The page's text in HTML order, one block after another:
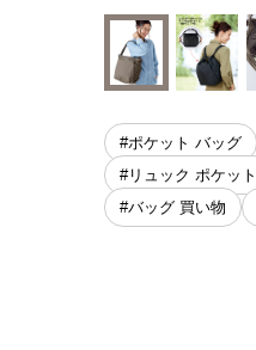
#ポケット バッグ
#リュック ポケット
#バッグ 買い物